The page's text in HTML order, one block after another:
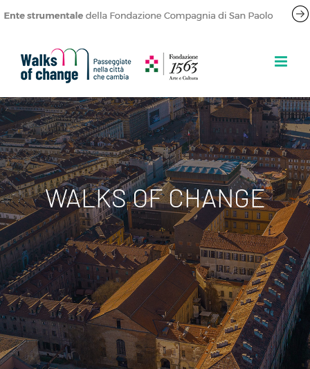
Salta
contenuto
WALKS OF CHANGE